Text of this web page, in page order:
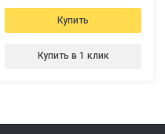
Купить
Купить в 1 клик